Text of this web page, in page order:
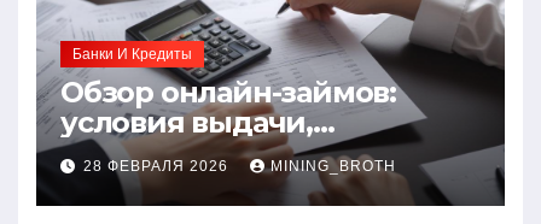
Банки И Кредиты
Обзор онлайн-займов:
условия выдачи,
процентные ставки и
требования к заемщикам
28 ФЕВРАЛЯ 2026 MINING_BROTH